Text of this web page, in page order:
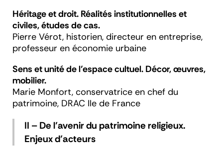
Héritage et droit. Réalités institutionnelles et
civiles, études de cas.
Pierre Vérot, historien, directeur en entreprise,
professeur en économie urbaine
Sens et unité de l’espace cultuel. Décor, œuvres,
mobilier.
Marie Monfort, conservatrice en chef du
patrimoine, DRAC Ile de France
II – De l’avenir du patrimoine religieux.
Enjeux d’acteurs